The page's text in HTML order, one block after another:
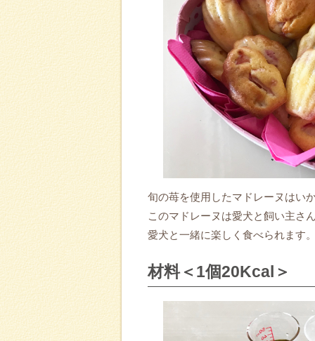
旬の苺を使用したマドレーヌはい
このマドレーヌは愛犬と飼い主さ
愛犬と一緒に楽しく食べられます
材料＜1個20Kcal＞